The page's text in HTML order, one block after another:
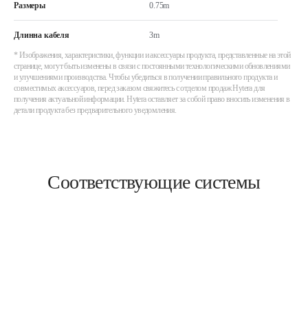
Размеры 0.75m
Длинна кабеля 3m
* Изображения, характеристики, функции и аксессуары продукта, представленные на этой
странице, могут быть изменены в связи с постоянными технологическими обновлениями
и улучшениями производства. Чтобы убедиться в получении правильного продукта и
совместимых аксессуаров, перед заказом свяжитесь с отделом продаж Hytera для
получения актуальной информации. Hytera оставляет за собой право вносить изменения в
детали продукта без предварительного уведомления.
Соответствующие системы